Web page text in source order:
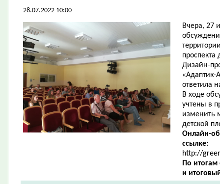
28.07.2022 10:00
Вчера, 27
Дизайн-
«Адаптик-
ответила
В ходе
учтены в
изменить
детской
Онлайн-
ссылке:
http://
По
и